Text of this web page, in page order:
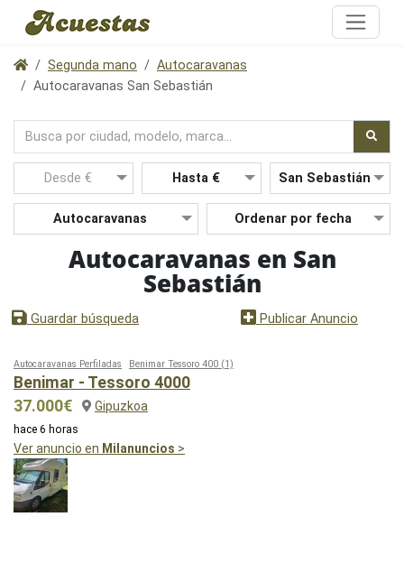
Segunda mano
Autocaravanas
Autocaravanas San Sebastián
Autocaravanas en San
Sebastián
Guardar búsqueda Publicar Anuncio
Autocaravanas Perfiladas Benimar Tessoro 400 (1)
Benimar - Tessoro 4000
37.000€
Gipuzkoa
hace 6 horas
Ver anuncio en Milanuncios >